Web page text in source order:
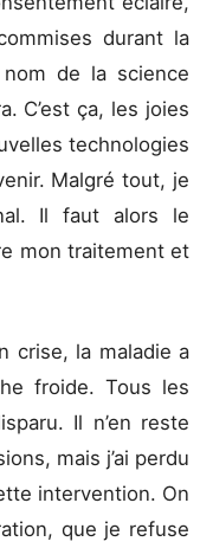
durant la
de la science
C’est ça, les joies
technologies
Malgré tout, je
Il faut alors le
mon traitement et
crise, la maladie a
froide. Tous les
Il n’en reste
mais j’ai perdu
intervention. On
que je refuse